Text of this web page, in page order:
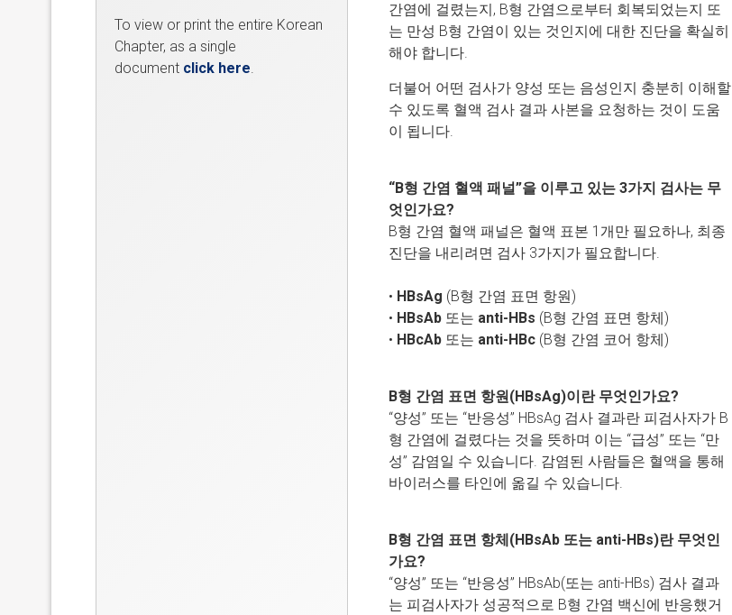
To view or print the entire Korean
Chapter, as a single
document click here.
간염에 걸렸는지, B형 간염으로부터 회복되었는지 또
는 만성 B형 간염이 있는 것인지에 대한 진단을 확실히
해야 합니다.
더불어 어떤 검사가 양성 또는 음성인지 충분히 이해할
수 있도록 혈액 검사 결과 사본을 요청하는 것이 도움
이 됩니다.
“B형 간염 혈액 패널”을 이루고 있는 3가지 검사는 무
엇인가요?
B형 간염 혈액 패널은 혈액 표본 1개만 필요하나, 최종
진단을 내리려면 검사 3가지가 필요합니다.
• HBsAg (B형 간염 표면 항원)
• HBsAb또는 anti-HBs (B형 간염 표면 항체)
• HBcAb또는 anti-HBc(B형 간염 코어 항체)
B형 간염 표면 항원(HBsAg)이란 무엇인가요?
“양성” 또는 “반응성” HBsAg 검사 결과란 피검사자가 B
형 간염에 걸렸다는 것을 뜻하며 이는 “급성” 또는 “만
성” 감염일 수 있습니다. 감염된 사람들은 혈액을 통해
바이러스를 타인에 옮길 수 있습니다.
B형 간염 표면 항체(HBsAb 또는 anti-HBs)란 무엇인
가요?
“양성” 또는 “반응성” HBsAb(또는 anti-HBs) 검사 결과
는 피검사자가 성공적으로 B형 간염 백신에 반응했거